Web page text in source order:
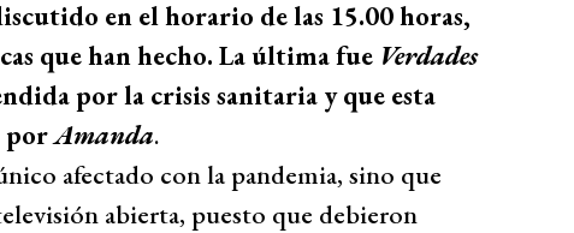
en el horario de las 15.00 horas,
que han hecho. La última fue Verdades
por la crisis sanitaria y que esta
porAmanda.
afectado con la pandemia, sino que
abierta, puesto que debieron